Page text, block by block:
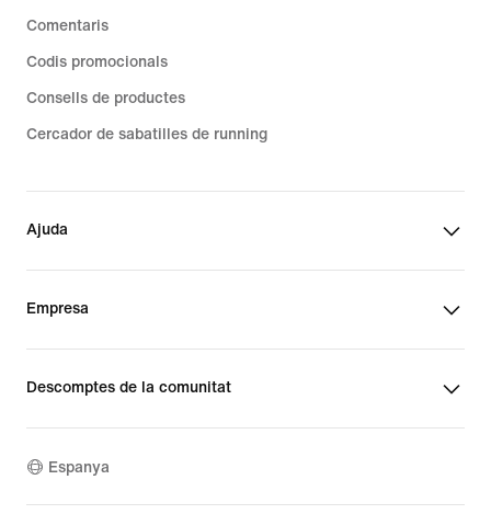
Comentaris
Codis promocionals
Consells de productes
Cercador de sabatilles de running
Ajuda
Empresa
Descomptes de la comunitat
Espanya